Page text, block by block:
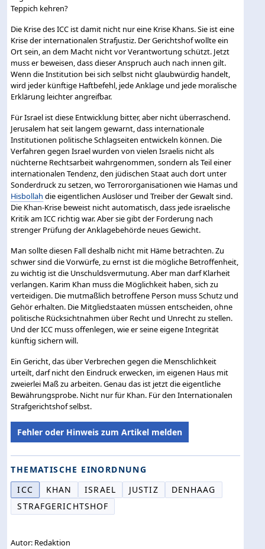
Teppich kehren?
Die Krise des ICC ist damit nicht nur eine Krise Khans. Sie ist eine
Krise der internationalen Strafjustiz. Der Gerichtshof wollte ein
Ort sein, an dem Macht nicht vor Verantwortung schützt. Jetzt
muss er beweisen, dass dieser Anspruch auch nach innen gilt.
Wenn die Institution bei sich selbst nicht glaubwürdig handelt,
wird jeder künftige Haftbefehl, jede Anklage und jede moralische
Erklärung leichter angreifbar.
Für Israel ist diese Entwicklung bitter, aber nicht überraschend.
Jerusalem hat seit langem gewarnt, dass internationale
Institutionen politische Schlagseiten entwickeln können. Die
Verfahren gegen Israel wurden von vielen Israelis nicht als
nüchterne Rechtsarbeit wahrgenommen, sondern als Teil einer
internationalen Tendenz, den jüdischen Staat auch dort unter
Sonderdruck zu setzen, wo Terrororganisationen wie Hamas und
Hisbollah die eigentlichen Auslöser und Treiber der Gewalt sind.
Die Khan-Krise beweist nicht automatisch, dass jede israelische
Kritik am ICC richtig war. Aber sie gibt der Forderung nach
strenger Prüfung der Anklagebehörde neues Gewicht.
Man sollte diesen Fall deshalb nicht mit Häme betrachten. Zu
schwer sind die Vorwürfe, zu ernst ist die mögliche Betroffenheit,
zu wichtig ist die Unschuldsvermutung. Aber man darf Klarheit
verlangen. Karim Khan muss die Möglichkeit haben, sich zu
verteidigen. Die mutmaßlich betroffene Person muss Schutz und
Gehör erhalten. Die Mitgliedstaaten müssen entscheiden, ohne
politische Rücksichtnahmen über Recht und Unrecht zu stellen.
Und der ICC muss offenlegen, wie er seine eigene Integrität
künftig sichern will.
Ein Gericht, das über Verbrechen gegen die Menschlichkeit
urteilt, darf nicht den Eindruck erwecken, im eigenen Haus mit
zweierlei Maß zu arbeiten. Genau das ist jetzt die eigentliche
Bewährungsprobe. Nicht nur für Khan. Für den Internationalen
Strafgerichtshof selbst.
Fehler oder Hinweis zum Artikel melden
THEMATISCHE EINORDNUNG
ICC
KHAN ISRAEL JUSTIZ
DENHAAG
STRAFGERICHTSHOF
Autor: Redaktion